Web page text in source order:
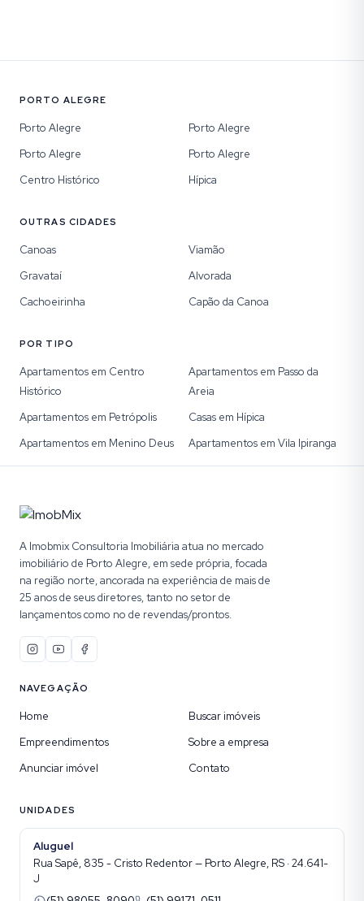
PORTO ALEGRE
Porto Alegre
Porto Alegre
Porto Alegre
Porto Alegre
Centro Histórico
Hípica
OUTRAS CIDADES
Canoas
Viamão
Gravataí
Alvorada
Cachoeirinha
Capão da Canoa
POR TIPO
Apartamentos em Centro
Histórico
Apartamentos em Passo da
Areia
Apartamentos em Petrópolis
Casas em Hípica
Apartamentos em Menino Deus
Apartamentos em Vila Ipiranga
A Imobmix Consultoria Imobiliária atua no mercado
imobiliário de Porto Alegre, em sede própria, focada
na região norte, ancorada na experiência de mais de
25 anos de seus diretores, tanto no setor de
lançamentos como no de revendas/prontos.
NAVEGAÇÃO
Home
Buscar imóveis
Empreendimentos
Sobre a empresa
Anunciar imóvel
Contato
UNIDADES
Aluguel
Rua Sapê, 835 - Cristo Redentor — Porto Alegre, RS · 24.641-
J